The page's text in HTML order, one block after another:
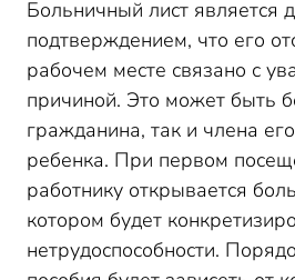
Больничный лист является
подтверждением, что его
рабочем месте связано с
причиной. Это может быть
гражданина, так и члена
ребенка. При первом
работнику открывается
котором будет
нетрудоспособности.